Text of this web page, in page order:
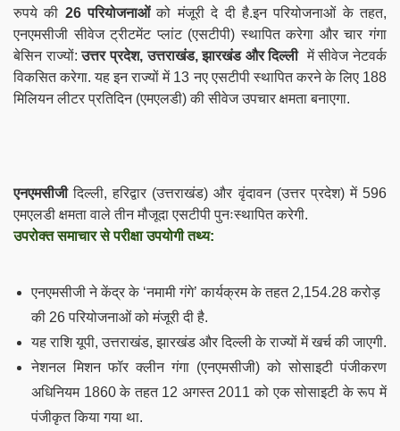
रुपये की 26 परियोजनाओंको मंजूरी दे दी है.इन परियोजनाओं के तहत,
एनएमसीजी सीवेज ट्रीटमेंट प्लांट (एसटीपी) स्थापित करेगा और चार गंगा
बेसिन राज्यों: उत्तर प्रदेश, उत्तराखंड, झारखंड और दिल्ली में सीवेज नेटवर्क
विकसित करेगा. यह इन राज्यों में 13 नए एसटीपी स्थापित करने के लिए 188
मिलियन लीटर प्रतिदिन (एमएलडी) की सीवेज उपचार क्षमता बनाएगा.
एनएमसीजीदिल्ली, हरिद्वार (उत्तराखंड) और वृंदावन (उत्तर प्रदेश) में 596
एमएलडी क्षमता वाले तीन मौजूदा एसटीपीपुनःस्थापित करेगी.
उपरोक्त समाचार से परीक्षा उपयोगी तथ्य:
एनएमसीजी ने केंद्र के ‘नमामी गंगे’ कार्यक्रम के तहत 2,154.28 करोड़
की 26 परियोजनाओं को मंजूरी दी है.
यह राशि यूपी, उत्तराखंड, झारखंड और दिल्ली के राज्यों में खर्च की जाएगी.
नेशनल मिशन फॉर क्लीन गंगा (एनएमसीजी) को सोसाइटी पंजीकरण
अधिनियम 1860 के तहत 12 अगस्त 2011 को एक सोसाइटी के रूप में
पंजीकृत किया गया था.